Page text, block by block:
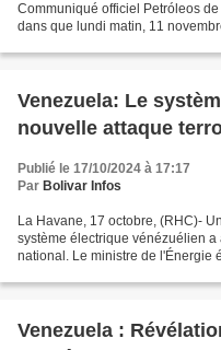
Communiqué officiel Petróleos
dans que lundi matin, 11
Venezuela: Le
nouvelle attaque
Publié le 17/10/2024 à 17:17
Par Bolivar Infos
La Havane, 17 octobre, (RHC)-
système électrique vénézuélien
national. Le ministre de l'Énergie
Venezuela :